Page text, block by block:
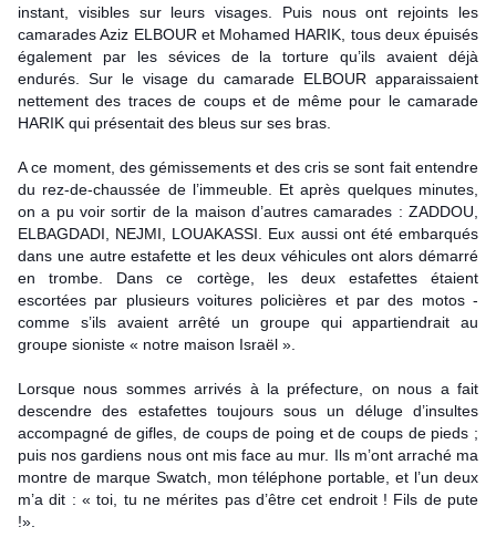
instant, visibles sur leurs visages. Puis nous ont rejoints les
camarades Aziz ELBOUR et Mohamed HARIK, tous deux épuisés
également par les sévices de la torture qu’ils avaient déjà
endurés. Sur le visage du camarade ELBOUR apparaissaient
nettement des traces de coups et de même pour le camarade
HARIK qui présentait des bleus sur ses bras.
A ce moment, des gémissements et des cris se sont fait entendre
du rez-de-chaussée de l’immeuble. Et après quelques minutes,
on a pu voir sortir de la maison d’autres camarades : ZADDOU,
ELBAGDADI, NEJMI, LOUAKASSI. Eux aussi ont été embarqués
dans une autre estafette et les deux véhicules ont alors démarré
en trombe. Dans ce cortège, les deux estafettes étaient
escortées par plusieurs voitures policières et par des motos -
comme s’ils avaient arrêté un groupe qui appartiendrait au
groupe sioniste « notre maison Israël ».
Lorsque nous sommes arrivés à la préfecture, on nous a fait
descendre des estafettes toujours sous un déluge d’insultes
accompagné de gifles, de coups de poing et de coups de pieds ;
puis nos gardiens nous ont mis face au mur. Ils m’ont arraché ma
montre de marque Swatch, mon téléphone portable, et l’un deux
m’a dit : « toi, tu ne mérites pas d’être cet endroit ! Fils de pute
!».